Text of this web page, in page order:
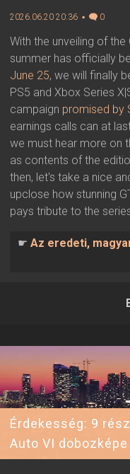
2026.06.20 20:36 ▪ 0
With the unveiling of
summer has officially
June 25, we will finally
PS5 and Xbox Series
campaign promised by
earnings calls can at
we must hear more on
as contents of the
then, let's take a nice
upclose how stunning
pays tribute to the
☛ Az eredeti,
Érdekesség: 9
Auto VI